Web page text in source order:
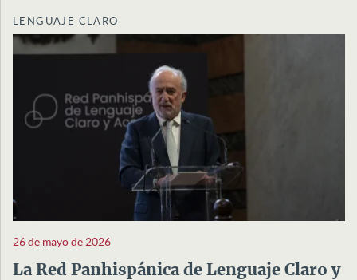
LENGUAJE CLARO
26 de mayo de 2026
La Red Panhispánica de Lenguaje Claro y